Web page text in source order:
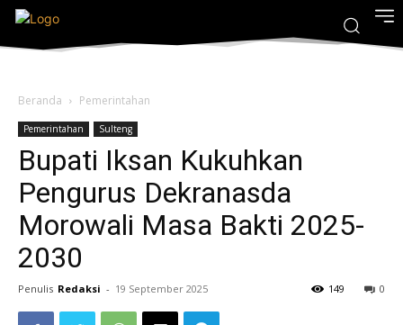
Beranda Pemerintahan
Pemerintahan Sulteng
Bupati Iksan Kukuhkan
Pengurus Dekranasda
Morowali Masa Bakti 2025-
2030
Penulis Redaksi - 19 September 2025 0
149